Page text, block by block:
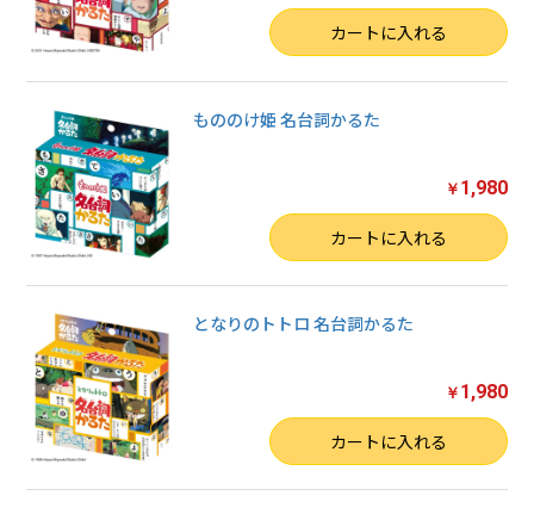
カートに入れる
もののけ姫 名台詞かるた
￥ 1,980
カートに入れる
となりのトトロ 名台詞かるた
￥ 1,980
カートに入れる